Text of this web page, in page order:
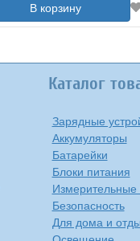
В корзину
Каталог
Зарядные
Аккумуляторы
Батарейки
Блоки питания
Безопасность
Для дома и